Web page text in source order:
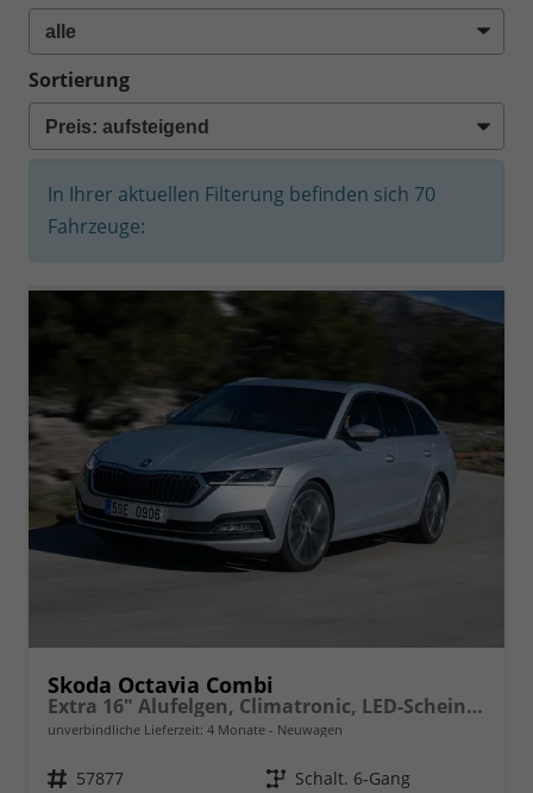
Sortierung
In Ihrer aktuellen Filterung befinden sich 70
Fahrzeuge:
Skoda Octavia Combi
Extra 16" Alufelgen, Climatronic, LED-Scheinwerfer, Parksensoren hinten, Radio 10" + Wireless Smartlink, Tempomat, Multifunktions-Lederlenkrad, Dachreling uvm.
unverbindliche Lieferzeit: 4 Monate Neuwagen
Fahrzeugnr. 57877 Getriebe Schalt. 6-Gang